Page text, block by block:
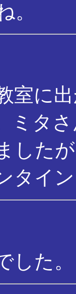
。
室に
タさ
した
タイ
した。